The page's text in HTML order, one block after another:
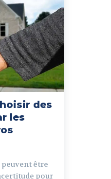
des
les
être
pour